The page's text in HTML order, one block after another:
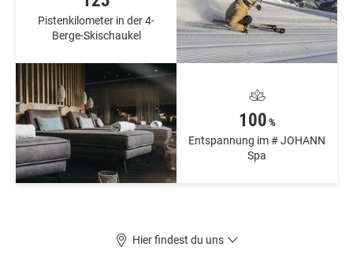
Pistenkilometer in der 4-
Berge-Skischaukel
100%
Entspannung im # JOHANN
Spa
Hier findest du uns